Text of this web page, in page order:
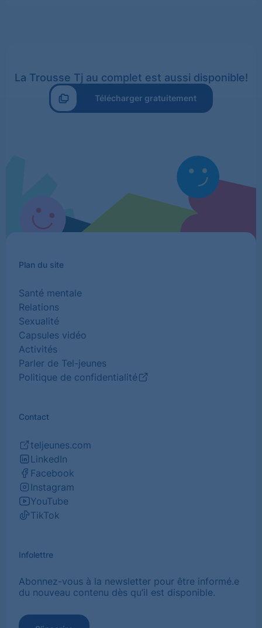
La Trousse Tj au complet est aussi disponible!
Télécharger gratuitement
Plan du site
Santé mentale
Relations
Sexualité
Capsules vidéo
Activités
Parler de Tel-jeunes
Politique de confidentialité
(Ouvrir
un
onglet)
Contact
teljeunes.com
(Ouvrir
dans
un
nouvel
onglet)
LinkedIn
(Ouvrir
dans
un
nouvel
onglet)
Facebook
(Ouvrir
dans
un
nouvel
Instagram
(Ouvrir
dans
un
onglet)
YouTube
(Ouvrir
dans
nouvel
TikTok
(Ouvrir
un
onglet)
Infolettre
Abonnez-vous à la newsletter pour être informé.e
du nouveau contenu dès qu’il est disponible.